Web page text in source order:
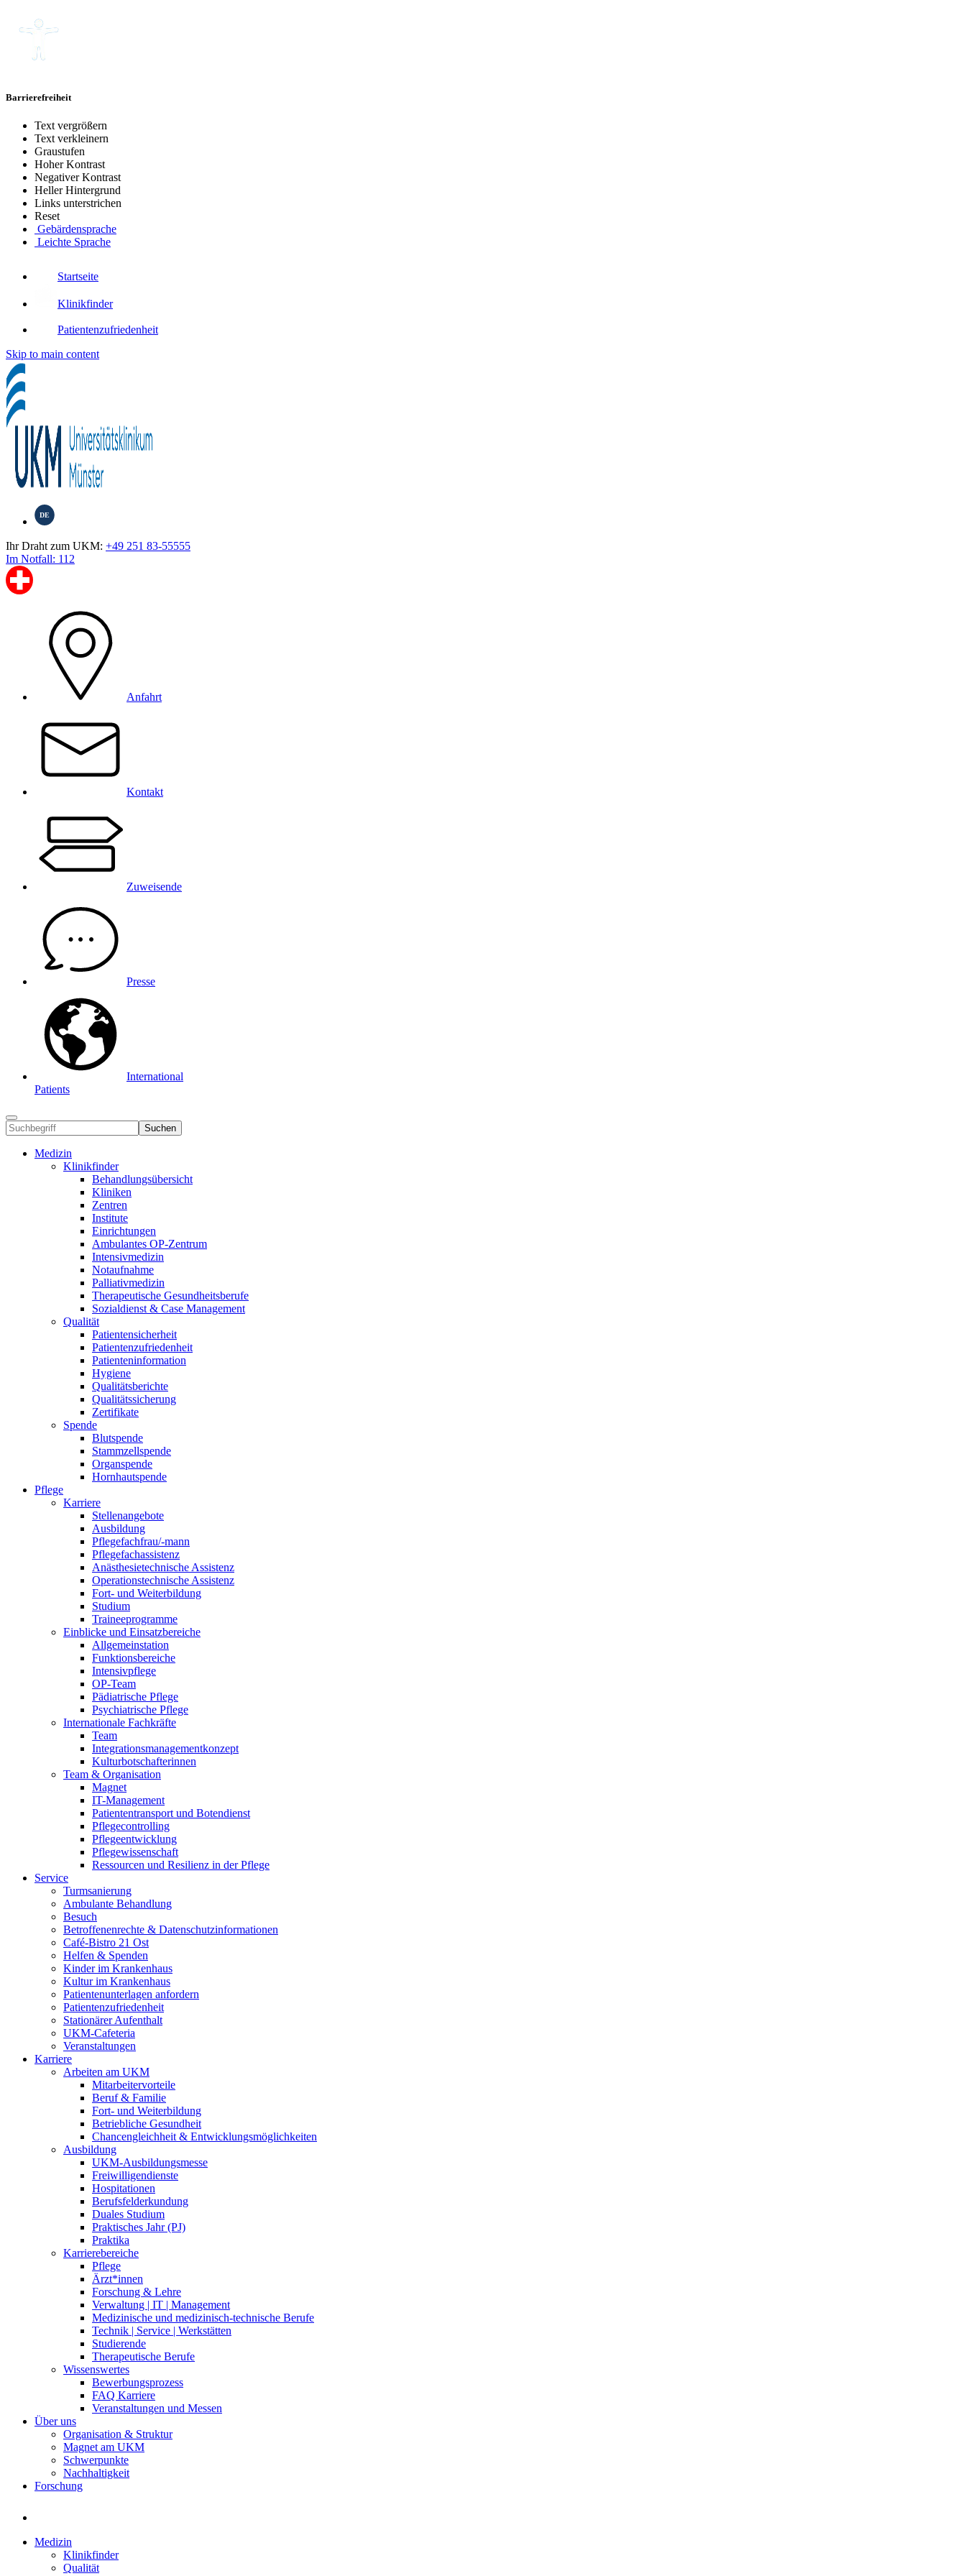
Barrierefreiheit
Text vergrößern
Text verkleinern
Graustufen
Hoher Kontrast
Negativer Kontrast
Heller Hintergrund
Links unterstrichen
Reset
Gebärdensprache
Leichte Sprache
Startseite
Klinikfinder
Patientenzufriedenheit
Skip to main content
DE
Ihr Draht zum UKM: +49 251 83-55555
Im Notfall: 112
Anfahrt
Kontakt
Zuweisende
Presse
International
Patients
Suchen
Medizin
Klinikfinder
Behandlungsübersicht
Kliniken
Zentren
Institute
Einrichtungen
Ambulantes OP-Zentrum
Intensivmedizin
Notaufnahme
Palliativmedizin
Therapeutische Gesundheitsberufe
Sozialdienst & Case Management
Qualität
Patientensicherheit
Patientenzufriedenheit
Patienteninformation
Hygiene
Qualitätsberichte
Qualitätssicherung
Zertifikate
Spende
Blutspende
Stammzellspende
Organspende
Hornhautspende
Pflege
Karriere
Stellenangebote
Ausbildung
Pflegefachfrau/-mann
Pflegefachassistenz
Anästhesietechnische Assistenz
Operationstechnische Assistenz
Fort- und Weiterbildung
Studium
Traineeprogramme
Einblicke und Einsatzbereiche
Allgemeinstation
Funktionsbereiche
Intensivpflege
OP-Team
Pädiatrische Pflege
Psychiatrische Pflege
Internationale Fachkräfte
Team
Integrationsmanagementkonzept
Kulturbotschafterinnen
Team & Organisation
Magnet
IT-Management
Patiententransport und Botendienst
Pflegecontrolling
Pflegeentwicklung
Pflegewissenschaft
Ressourcen und Resilienz in der Pflege
Service
Turmsanierung
Ambulante Behandlung
Besuch
Betroffenenrechte & Datenschutzinformationen
Café-Bistro 21 Ost
Helfen & Spenden
Kinder im Krankenhaus
Kultur im Krankenhaus
Patientenunterlagen anfordern
Patientenzufriedenheit
Stationärer Aufenthalt
UKM-Cafeteria
Veranstaltungen
Karriere
Arbeiten am UKM
Mitarbeitervorteile
Beruf & Familie
Fort- und Weiterbildung
Betriebliche Gesundheit
Chancengleichheit & Entwicklungsmöglichkeiten
Ausbildung
UKM-Ausbildungsmesse
Freiwilligendienste
Hospitationen
Berufsfelderkundung
Duales Studium
Praktisches Jahr (PJ)
Praktika
Karrierebereiche
Pflege
Ärzt*innen
Forschung & Lehre
Verwaltung | IT | Management
Medizinische und medizinisch-technische Berufe
Technik | Service | Werkstätten
Studierende
Therapeutische Berufe
Wissenswertes
Bewerbungsprozess
FAQ Karriere
Veranstaltungen und Messen
Über uns
Organisation & Struktur
Magnet am UKM
Schwerpunkte
Nachhaltigkeit
Forschung
Medizin
Klinikfinder
Qualität